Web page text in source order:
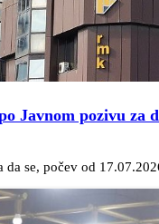
pozivu za
se, počev od